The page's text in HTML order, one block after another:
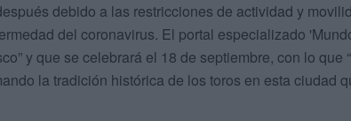
debido a las restricciones de actividad y
del coronavirus. El portal especializado
y que se celebrará el 18 de septiembre, con lo que
la tradición histórica de los toros en esta ciudad